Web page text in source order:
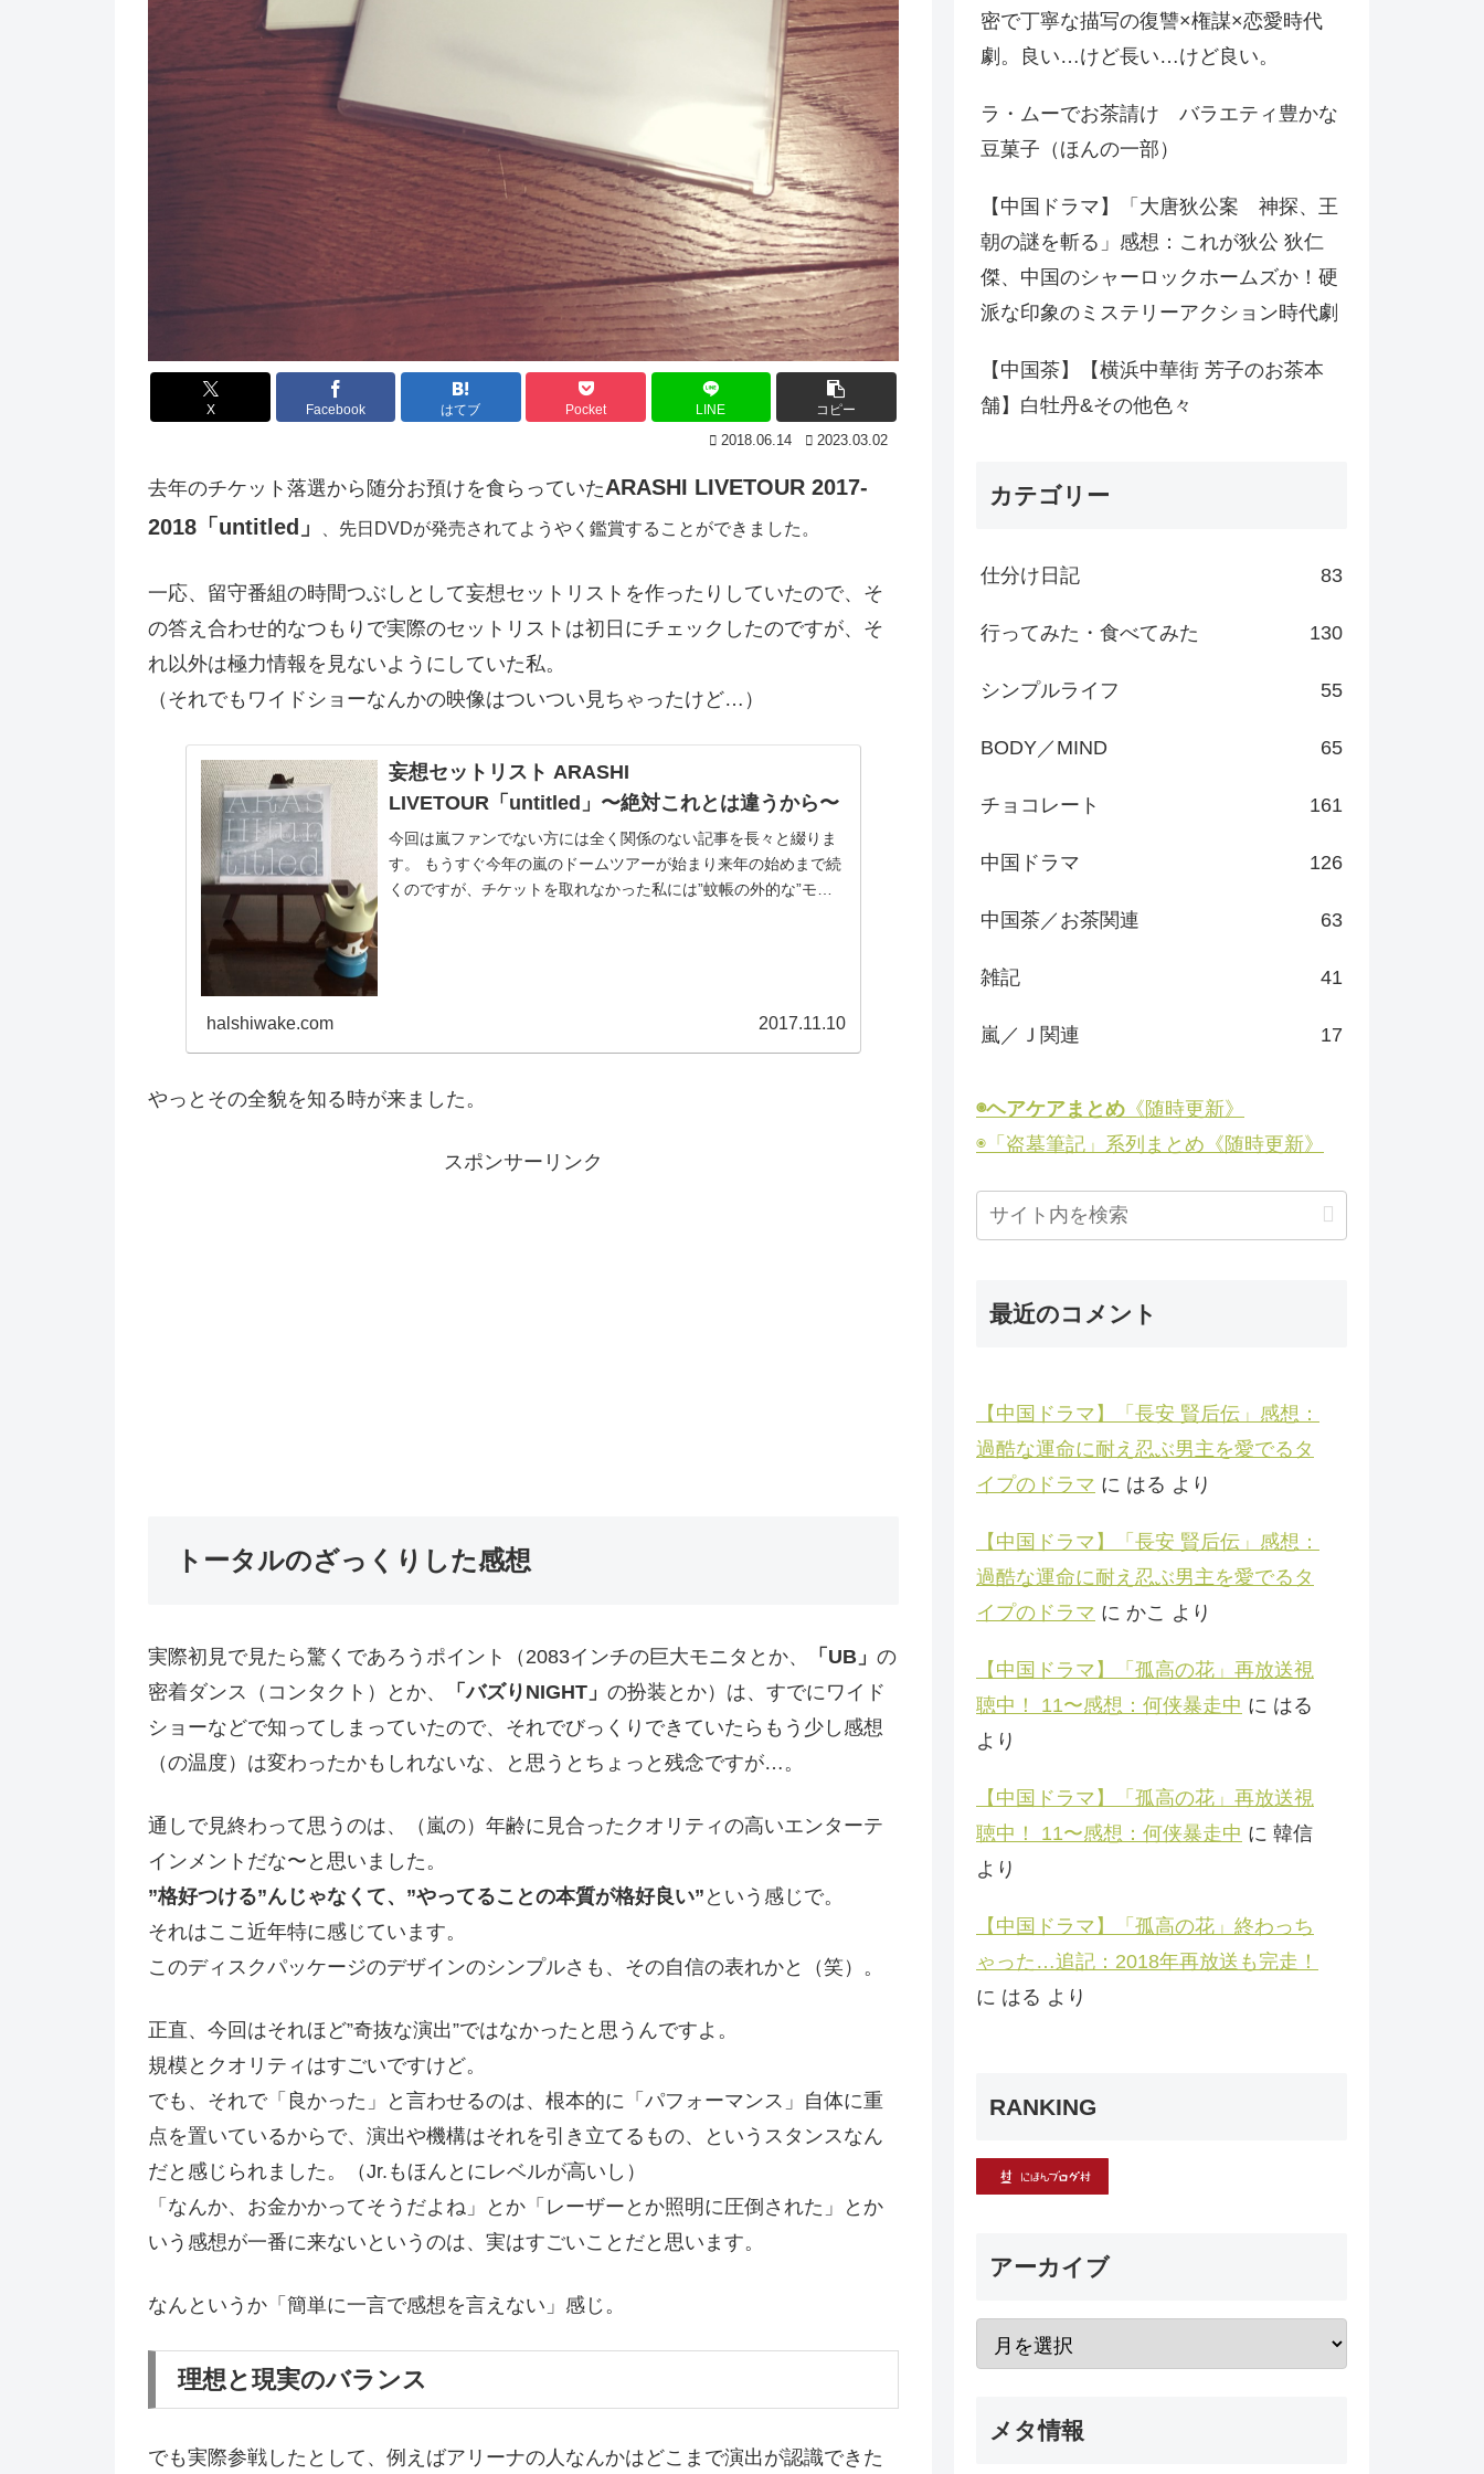
X Facebook はてブ Pocket LINE コピー
2018.06.14 2023.03.02
去年のチケット落選から随分お預けを食らっていたARASHI LIVETOUR 2017-
2018「untitled」
、先日DVDが発売されてようやく鑑賞することができました。
一応、留守番組の時間つぶしとして妄想セットリストを作ったりしていたので、そ
の答え合わせ的なつもりで実際のセットリストは初日にチェックしたのですが、そ
れ以外は極力情報を見ないようにしていた私。
（それでもワイドショーなんかの映像はついつい見ちゃったけど…）
妄想セットリスト ARASHI
LIVETOUR「untitled」〜絶対これとは違うから〜
今回は嵐ファンでない方には全く関係のない記事を長々と綴りま
す。 もうすぐ今年の嵐のドームツアーが始まり来年の始めまで続
くのですが、チケットを取れなかった私には”蚊帳の外的な”モヤ
halshiwake.com 2017.11.10
やっとその全貌を知る時が来ました。
スポンサーリンク
トータルのざっくりした感想
実際初見で見たら驚くであろうポイント（2083インチの巨大モニタとか、 「UB」 の
密着ダンス（コンタクト）とか、
「バズりNIGHT」 の扮装とか）は、すでにワイド
ショーなどで知ってしまっていたので、それでびっくりできていたらもう少し感想
（の温度）は変わったかもしれないな、と思うとちょっと残念ですが…。
通しで見終わって思うのは、（嵐の）年齢に見合ったクオリティの高いエンターテ
インメントだな〜と思いました。
”格好つける”んじゃなくて、”やってることの本質が格好良い” という感じで。
それはここ近年特に感じています。
このディスクパッケージのデザインのシンプルさも、その自信の表れかと（笑）。
正直、今回はそれほど”奇抜な演出”ではなかったと思うんですよ。
規模とクオリティはすごいですけど。
でも、それで「良かった」と言わせるのは、根本的に「パフォーマンス」自体に重
点を置いているからで、演出や機構はそれを引き立てるもの、というスタンスなん
だと感じられました。（Jr.もほんとにレベルが高いし）
「なんか、お金かかってそうだよね」とか「レーザーとか照明に圧倒された」とか
いう感想が一番に来ないというのは、実はすごいことだと思います。
なんというか「簡単に一言で感想を言えない」感じ。
理想と現実のバランス
でも実際参戦したとして、例えばアリーナの人なんかはどこまで演出が認識できた
密で丁寧な描写の復讐×権謀×恋愛時代
劇。良い…けど長い…けど良い。
ラ・ムーでお茶請け バラエティ豊かな
豆菓子（ほんの一部）
【中国ドラマ】「大唐狄公案 神探、王
朝の謎を斬る」感想：これが狄公 狄仁
傑、中国のシャーロックホームズか！硬
派な印象のミステリーアクション時代劇
【中国茶】【横浜中華街 芳子のお茶本
舗】白牡丹&その他色々
カテゴリー
仕分け日記 83
行ってみた・食べてみた 130
シンプルライフ 55
BODY／MIND 65
チョコレート 161
中国ドラマ 126
中国茶／お茶関連 63
雑記 41
嵐／Ｊ関連 17
◉ヘアケアまとめ 《随時更新》
◉「盗墓筆記」系列まとめ《随時更新》
最近のコメント
【中国ドラマ】「長安 賢后伝」感想：
過酷な運命に耐え忍ぶ男主を愛でるタ
イプのドラマ に はる より
【中国ドラマ】「長安 賢后伝」感想：
過酷な運命に耐え忍ぶ男主を愛でるタ
イプのドラマ に かこ より
【中国ドラマ】「孤高の花」再放送視
聴中！ 11〜感想：何侠暴走中 に はる
より
【中国ドラマ】「孤高の花」再放送視
聴中！ 11〜感想：何侠暴走中 に 韓信
より
【中国ドラマ】「孤高の花」終わっち
ゃった…追記：2018年再放送も完走！
に はる より
RANKING
アーカイブ
メタ情報